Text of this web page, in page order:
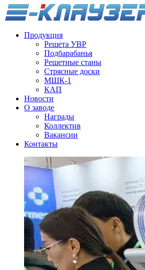
Продукция
Решета УВР
Подбарабанья
Решетные станы
Стрясные доски
МШК-1
КАП
Новости
О заводе
Награды
Коллектив
Вакансии
Контакты